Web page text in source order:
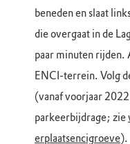
beneden en slaat
die overgaat in de
paar minuten rijden.
ENCI-terrein. Volg
(vanaf voorjaar
parkeerbijdrage; zie
erplaatsencigroeve).